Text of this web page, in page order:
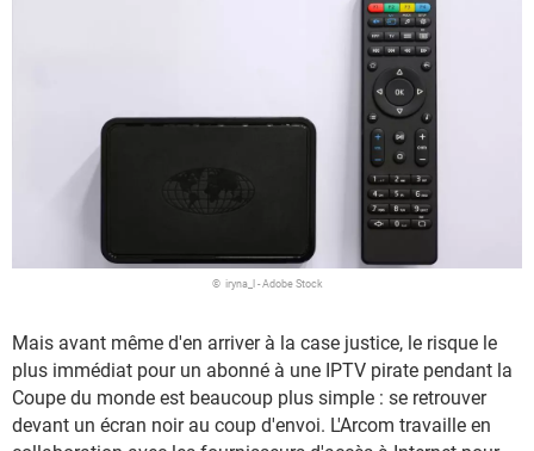
© iryna_l - Adobe Stock
Mais avant même d'en arriver à la case justice, le risque le
plus immédiat pour un abonné à une IPTV pirate pendant la
Coupe du monde est beaucoup plus simple : se retrouver
devant un écran noir au coup d'envoi. L'Arcom travaille en